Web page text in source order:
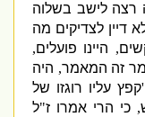
לישב בשלוה
לצדיקים מה
,היינו פועלים,
זה המאמר,היה
עליו רוגזו של
כי הרי אמרו ז" ל